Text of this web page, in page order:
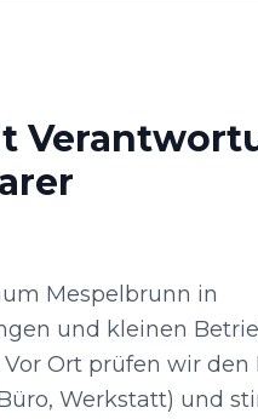
Mespelbrunn in
und kleinen
Ort prüfen wir den
Werkstatt) und